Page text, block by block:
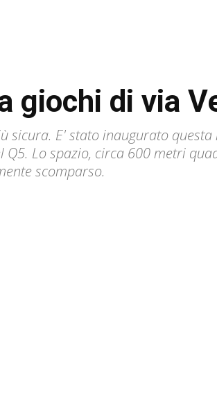
giochi di via
sicura. E' stato inaugurato
Lo spazio, circa 600 metri
scomparso.